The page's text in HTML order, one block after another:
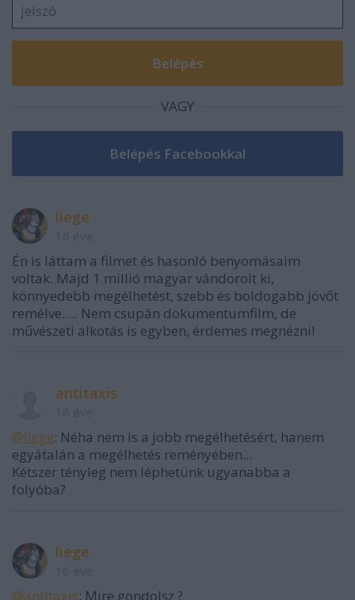
VAGY
liege
Én is láttam a filmet és hasonló benyomásaim
voltak. Majd 1 millió magyar vándorolt ki,
könnyedebb megélhetést, szebb és boldogabb jövőt
remélve..... Nem csupán dokumentumfilm, de
művészeti alkotás is egyben, érdemes megnézni!
antitaxis
@liege: Néha nem is a jobb megélhetésért, hanem
egyátalán a megélhetés reményében...
Kétszer tényleg nem léphetünk ugyanabba a
folyóba?
liege
@antitaxis: Mire gondolsz ?